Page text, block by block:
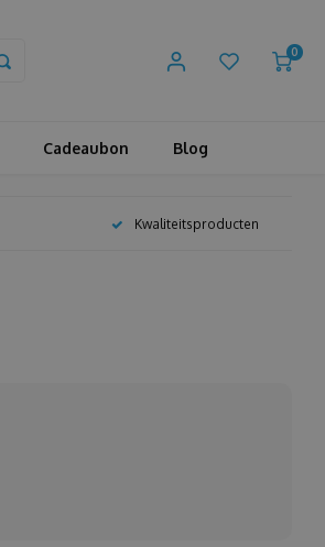
0
Cadeaubon Blog
Kwaliteitsproducten